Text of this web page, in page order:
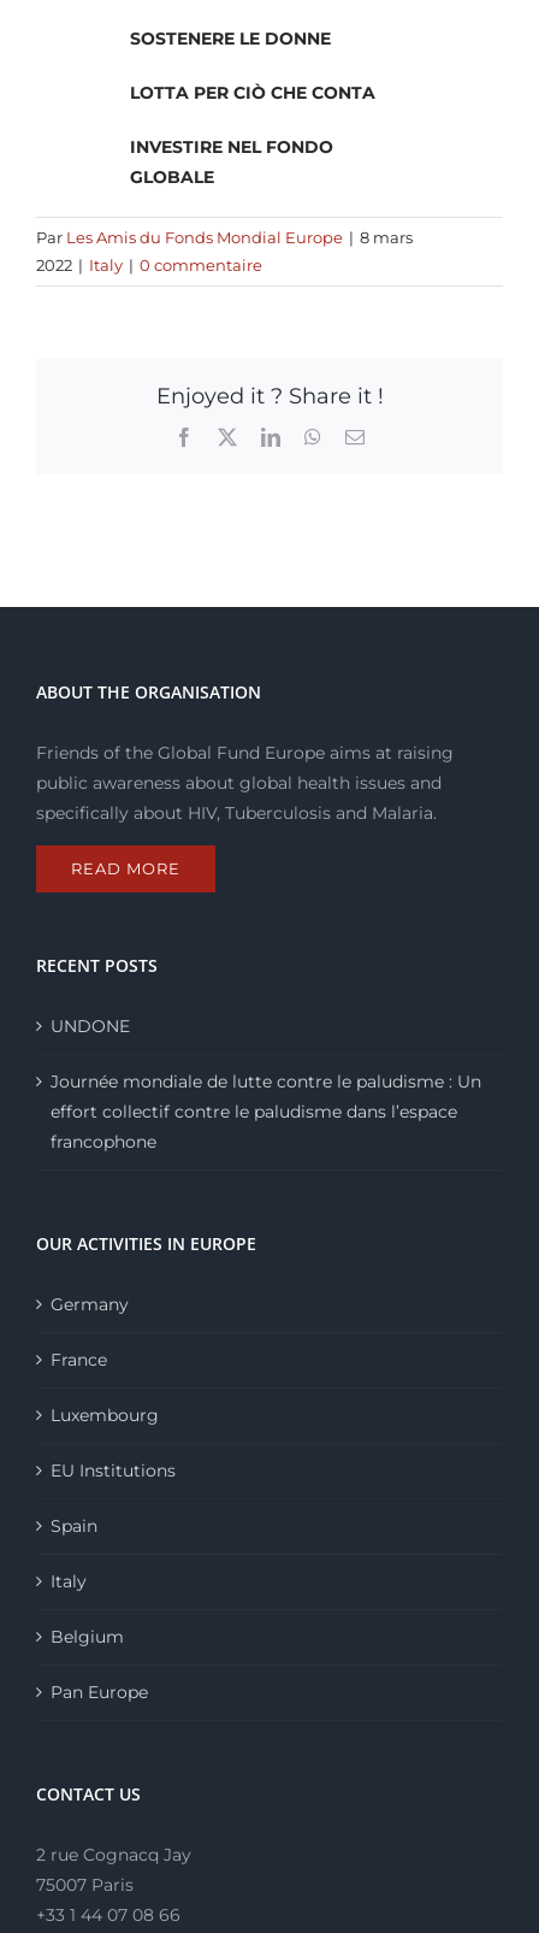
SOSTENERE LE DONNE
LOTTA PER CIÒ CHE CONTA
INVESTIRE NEL FONDO
GLOBALE
Par Les Amis du Fonds Mondial Europe | 8 mars
2022 | Italy | 0 commentaire
Enjoyed it ? Share it !
Facebook LinkedInWhatsApp
Email
ABOUT THE ORGANISATION
Friends of the Global Fund Europe aims at raising
public awareness about global health issues and
specifically about HIV, Tuberculosis and Malaria.
READ MORE
RECENT POSTS
UNDONE
Journée mondiale de lutte contre le paludisme : Un
effort collectif contre le paludisme dans l’espace
francophone
OUR ACTIVITIES IN EUROPE
Germany
France
Luxembourg
EU Institutions
Spain
Italy
Belgium
Pan Europe
CONTACT US
2 rue Cognacq Jay
75007 Paris
+33 1 44 07 08 66